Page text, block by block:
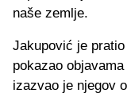
naše zemlje.
Jakupović je
pokazao
izazvao je njegov